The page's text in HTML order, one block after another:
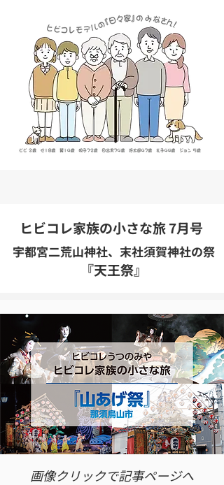
ヒビコレ家族の小さな旅 7月号
宇都宮二荒山神社、末社須賀神社の祭
『天王祭』
画像クリックで記事ページへ